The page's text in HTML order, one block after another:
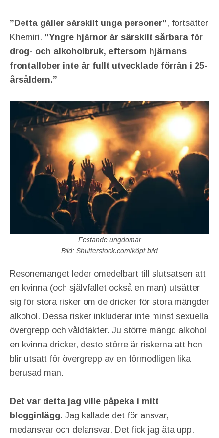
”Detta gäller särskilt unga personer”, fortsätter
Khemiri. ”Yngre hjärnor är särskilt sårbara för
drog- och alkoholbruk, eftersom hjärnans
frontallober inte är fullt utvecklade förrän i 25-
årsåldern.”
Festande ungdomar
Bild: Shutterstock.com/köpt bild
Resonemanget leder omedelbart till slutsatsen att
en kvinna (och självfallet också en man) utsätter
sig för stora risker om de dricker för stora mängder
alkohol. Dessa risker inkluderar inte minst sexuella
övergrepp och våldtäkter. Ju större mängd alkohol
en kvinna dricker, desto större är riskerna att hon
blir utsatt för övergrepp av en förmodligen lika
berusad man.
Det var detta jag ville påpeka i mitt
blogginlägg. Jag kallade det för ansvar,
medansvar och delansvar. Det fick jag äta upp.